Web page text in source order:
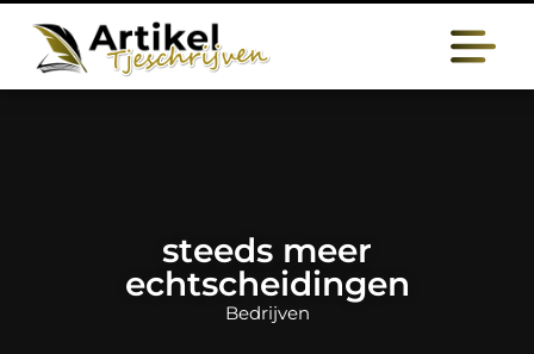
steeds meer
echtscheidingen
Bedrijven